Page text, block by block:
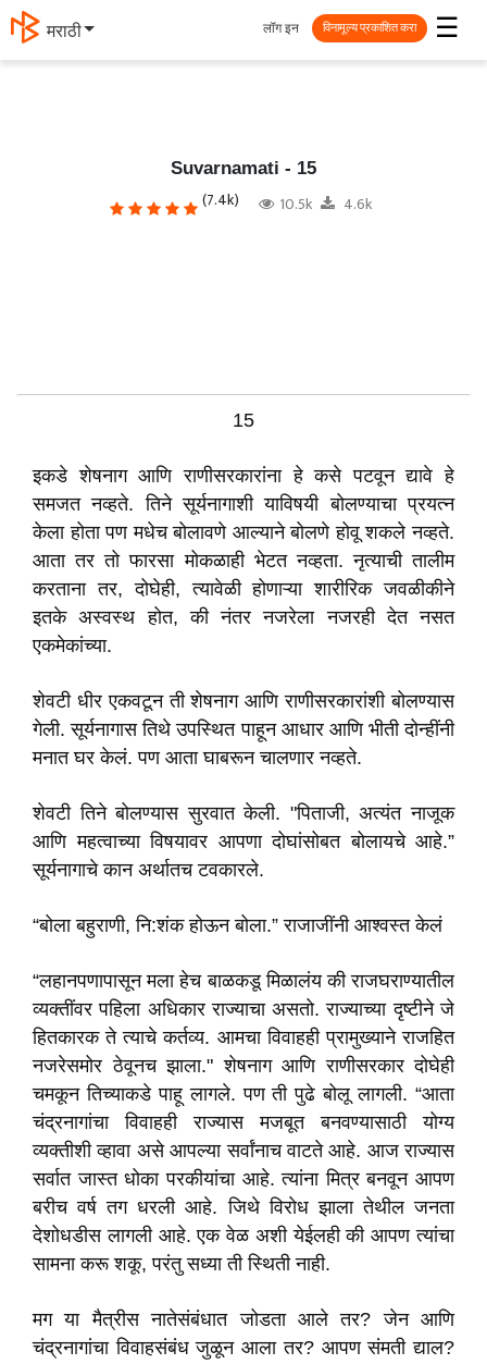
मराठी ☰
लॉग इन विनामूल्य प्रकाशित करा
Suvarnamati - 15
(7.4k) 10.5k 4.6k
15
इकडे शेषनाग आणि राणीसरकारांना हे कसे पटवून द्यावे हे
समजत नव्हते. तिने सूर्यनागाशी याविषयी बोलण्याचा प्रयत्न
केला होता पण मधेच बोलावणे आल्याने बोलणे होवू शकले नव्हते.
आता तर तो फारसा मोकळाही भेटत नव्हता. नृत्याची तालीम
करताना तर, दोघेही, त्यावेळी होणाऱ्या शारीरिक जवळीकीने
इतके अस्वस्थ होत, की नंतर नजरेला नजरही देत नसत
एकमेकांच्या.
शेवटी धीर एकवटून ती शेषनाग आणि राणीसरकारांशी बोलण्यास
गेली. सूर्यनागास तिथे उपस्थित पाहून आधार आणि भीती दोन्हींनी
मनात घर केलं. पण आता घाबरून चालणार नव्हते.
शेवटी तिने बोलण्यास सुरवात केली. "पिताजी, अत्यंत नाजूक
आणि महत्वाच्या विषयावर आपणा दोघांसोबत बोलायचे आहे.”
सूर्यनागाचे कान अर्थातच टवकारले.
“बोला बहुराणी, नि:शंक होऊन बोला.” राजाजींनी आश्वस्त केलं
“लहानपणापासून मला हेच बाळकडू मिळालंय की राजघराण्यातील
व्यक्तींवर पहिला अधिकार राज्याचा असतो. राज्याच्या दृष्टीने जे
हितकारक ते त्याचे कर्तव्य. आमचा विवाहही प्रामुख्याने राजहित
नजरेसमोर ठेवूनच झाला." शेषनाग आणि राणीसरकार दोघेही
चमकून तिच्याकडे पाहू लागले. पण ती पुढे बोलू लागली. “आता
चंद्रनागांचा विवाहही राज्यास मजबूत बनवण्यासाठी योग्य
व्यक्तीशी व्हावा असे आपल्या सर्वांनाच वाटते आहे. आज राज्यास
सर्वात जास्त धोका परकीयांचा आहे. त्यांना मित्र बनवून आपण
बरीच वर्ष तग धरली आहे. जिथे विरोध झाला तेथील जनता
देशोधडीस लागली आहे. एक वेळ अशी येईलही की आपण त्यांचा
सामना करू शकू, परंतु सध्या ती स्थिती नाही.
मग या मैत्रीस नातेसंबंधात जोडता आले तर? जेन आणि
चंद्रनागांचा विवाहसंबंध जुळून आला तर? आपण संमती द्याल?